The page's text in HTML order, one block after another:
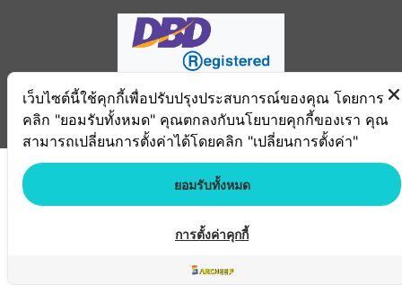
Copyright © 2026. Mahollo Recruitment Co., Ltd. all right reserved
เว็บไซต์นี้ใช้คุกกี้เพื่อปรับปรุงประสบการณ์ของคุณ โดยการ
คลิก "ยอมรับทั้งหมด" คุณตกลงกับนโยบายคุกกี้ของเรา คุณ
สามารถเปลี่ยนการตั้งค่าได้โดยคลิก "เปลี่ยนการตั้งค่า"
ยอมรับทั้งหมด
การตั้งค่าคุกกี้